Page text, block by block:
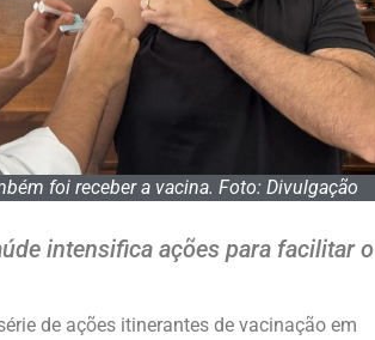
foi receber a vacina. Foto: Divulgação
intensifica ações para facilitar o
de ações itinerantes de vacinação em